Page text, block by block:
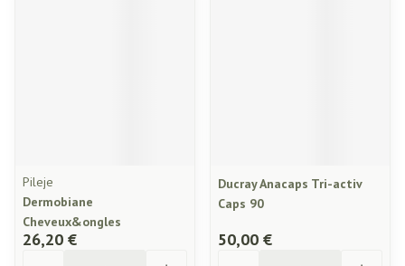
Pileje
Dermobiane
Cheveux&ongles
26,20 €
Ducray Anacaps Tri-activ
Caps 90
50,00 €